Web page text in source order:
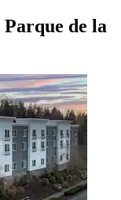
de la